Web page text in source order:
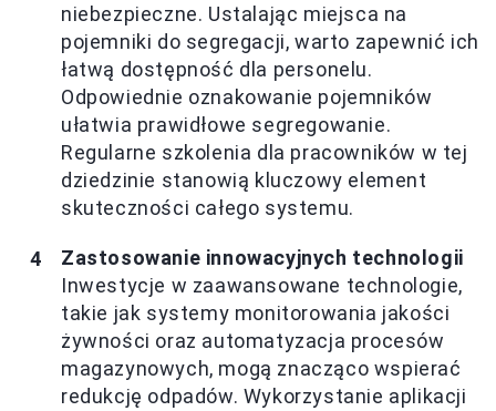
niebezpieczne. Ustalając miejsca na
pojemniki do segregacji, warto zapewnić ich
łatwą dostępność dla personelu.
Odpowiednie oznakowanie pojemników
ułatwia prawidłowe segregowanie.
Regularne szkolenia dla pracowników w tej
dziedzinie stanowią kluczowy element
skuteczności całego systemu.
Zastosowanie innowacyjnych technologii
Inwestycje w zaawansowane technologie,
takie jak systemy monitorowania jakości
żywności oraz automatyzacja procesów
magazynowych, mogą znacząco wspierać
redukcję odpadów. Wykorzystanie aplikacji